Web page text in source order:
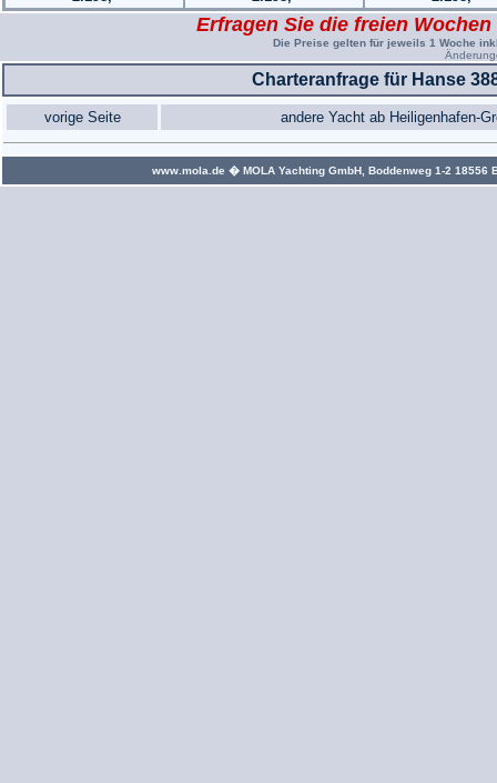
Erfragen Sie die freien
Die Preise gelten für jeweils 1 Woche
Charteranfrage für Hanse
vorige Seite andere Yacht ab Heiligenhafen-
www.mola.de � MOLA Yachting GmbH, Boddenweg 1-2